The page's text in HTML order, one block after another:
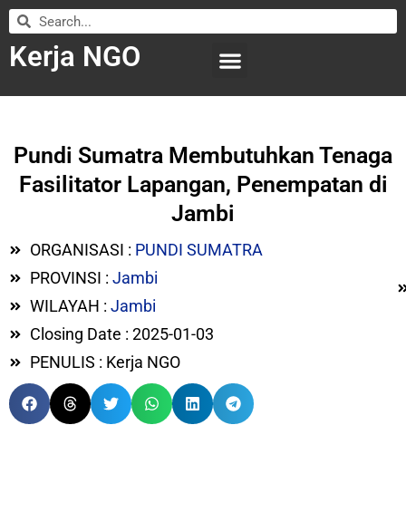
Kerja NGO
Pundi Sumatra Membutuhkan Tenaga
Fasilitator Lapangan, Penempatan di
Jambi
ORGANISASI : PUNDI SUMATRA
PROVINSI : Jambi
WILAYAH : Jambi
Closing Date : 2025-01-03
PENULIS : Kerja NGO